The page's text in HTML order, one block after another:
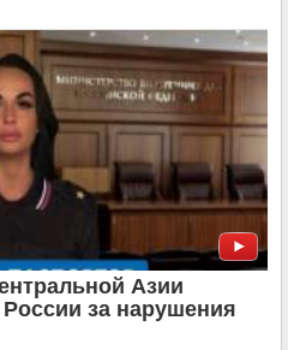
Азии
за нарушения